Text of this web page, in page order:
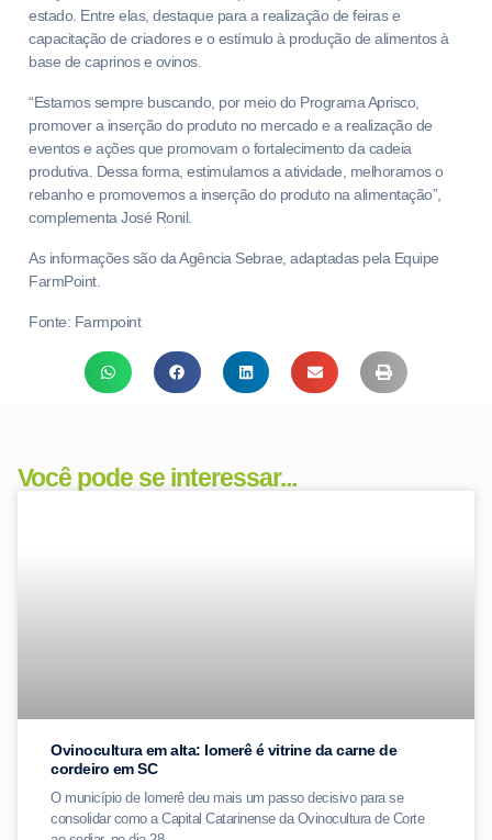
estado. Entre elas, destaque para a realização de feiras e
capacitação de criadores e o estímulo à produção de alimentos à
base de caprinos e ovinos.
“Estamos sempre buscando, por meio do Programa Aprisco,
promover a inserção do produto no mercado e a realização de
eventos e ações que promovam o fortalecimento da cadeia
produtiva. Dessa forma, estimulamos a atividade, melhoramos o
rebanho e promovemos a inserção do produto na alimentação”,
complementa José Ronil.
As informações são da Agência Sebrae, adaptadas pela Equipe
FarmPoint.
Fonte: Farmpoint
Você pode se interessar...
Ovinocultura em alta: Iomerê é vitrine da carne de
cordeiro em SC
O município de Iomerê deu mais um passo decisivo para se
consolidar como a Capital Catarinense da Ovinocultura de Corte